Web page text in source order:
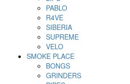
PABLO
R4VE
SIBERIA
SUPREME
VELO
SMOKE PLACE
BONGS
GRINDERS